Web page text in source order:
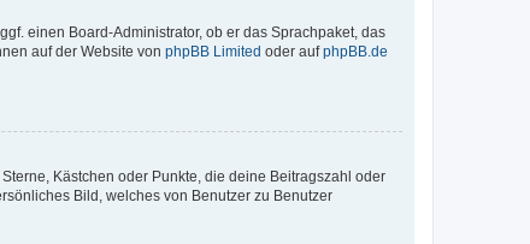
einen Board-Administrator, ob er das Sprachpaket, das
auf der Website von phpBB Limited oder aufphpBB.de
Kästchen oder Punkte, die deine Beitragszahl oder
Bild, welches von Benutzer zu Benutzer